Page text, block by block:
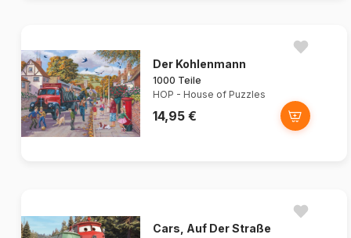
Der Kohlenmann
1000 Teile
HOP - House of Puzzles
14,95 €
Cars, Auf Der Straße